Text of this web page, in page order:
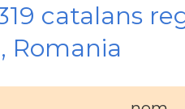
catalans
Romania